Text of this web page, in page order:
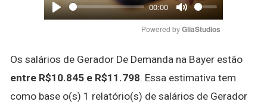
Play
00:00
Mute
Powered by GliaStudios
Os salários de Gerador De Demanda na Bayer estão
entre R$10.845 e R$11.798. Essa estimativa tem
como base o(s) 1 relatório(s) de salários de Gerador